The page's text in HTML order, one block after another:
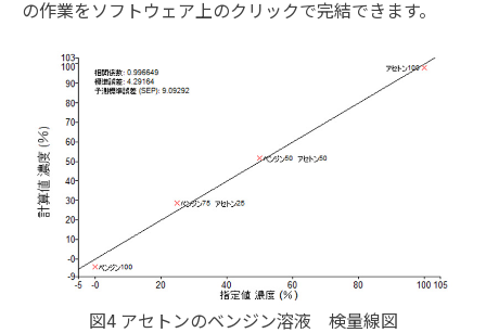
の作業をソフトウェア上のクリックで完結できます。
図4 アセトンのベンジン溶液 検量線図